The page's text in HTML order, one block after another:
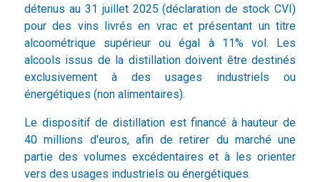
détenus au 31 juillet 2025 (déclaration de stock CVI)
pour des vins livrés en vrac et présentant un titre
alcoométrique supérieur ou égal à 11% vol. Les
alcools issus de la distillation doivent être destinés
exclusivement à des usages industriels ou
énergétiques (non alimentaires).
Le dispositif de distillation est financé à hauteur de
40 millions d'euros, afin de retirer du marché une
partie des volumes excédentaires et à les orienter
vers des usages industriels ou énergétiques.